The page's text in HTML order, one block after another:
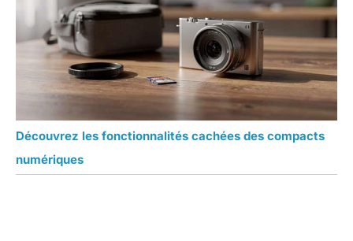
Découvrez les fonctionnalités cachées des compacts
numériques